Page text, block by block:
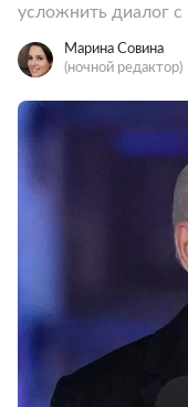
усложнить диалог
Марина Совина
(ночной редактор)